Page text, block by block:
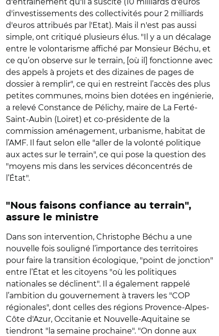
d'investissements des collectivités pour 2 milliards
d'euros attribués par l'Etat). Mais il n'est pas aussi
simple, ont critiqué plusieurs élus. "Il y a un décalage
entre le volontarisme affiché par Monsieur Béchu, et
ce qu’on observe sur le terrain, [où il] fonctionne avec
des appels à projets et des dizaines de pages de
dossier à remplir", ce qui en restreint l’accès des plus
petites communes, moins bien dotées en ingénierie,
a relevé Constance de Pélichy, maire de La Ferté-
Saint-Aubin (Loiret) et co-présidente de la
commission aménagement, urbanisme, habitat de
l’AMF. Il faut selon elle "aller de la volonté politique
aux actes sur le terrain", ce qui pose la question des
"moyens mis dans les services déconcentrés de
l’État".
"Nous faisons confiance au terrain",
assure le ministre
Dans son intervention, Christophe Béchu a une
nouvelle fois souligné l’importance des territoires
pour faire la transition écologique, "point de jonction"
entre l’État et les citoyens "où les politiques
nationales se déclinent". Il a également rappelé
l’ambition du gouvernement à travers les "COP
régionales", dont celles des régions Provence-Alpes-
Côte d'Azur, Occitanie et Nouvelle-Aquitaine se
tiendront "la semaine prochaine". "On donne aux